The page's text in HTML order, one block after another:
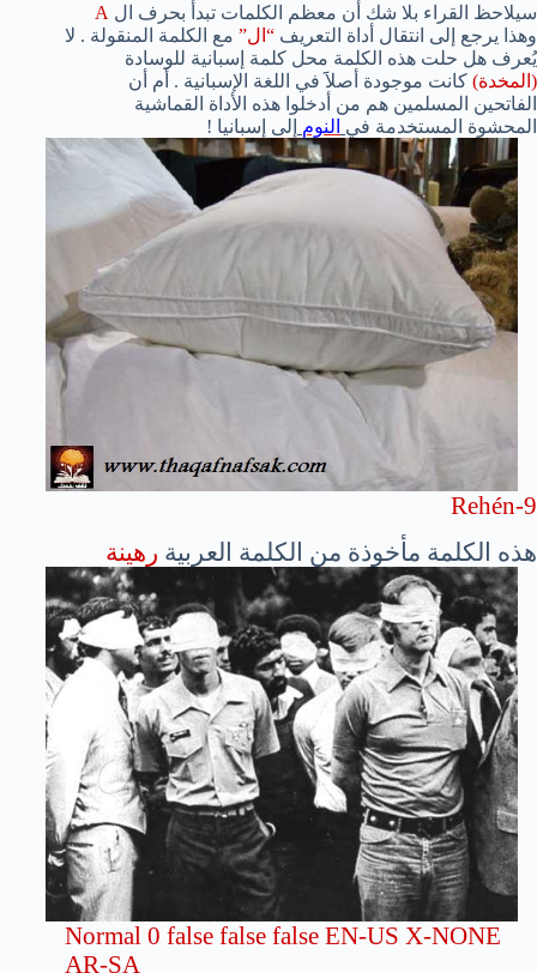
سيلاحظ القراء بلا شك أن معظم الكلمات تبدأ بحرف ال A
وهذا يرجع إلى انتقال أداة التعريف “ال” مع الكلمة المنقولة . لا
يُعرف هل حلت هذه الكلمة محل كلمة إسبانية للوسادة
(المخدة) كانت موجودة أصلاََ في اللغة الإسبانية . أم أن
الفاتحين المسلمين هم من أدخلوا هذه الأداة القماشية
المحشوة المستخدمة في النوم إلى إسبانيا !
Rehén-9
هذه الكلمة مأخوذة من الكلمة العربية رهينة
Normal 0 false false false EN-US X-NONE
AR-SA